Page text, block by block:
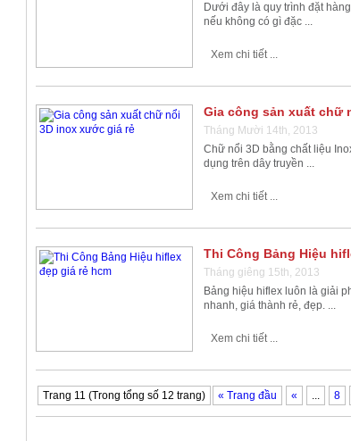
Dưới đây là quy trình đặt
nếu không có gì đặc ...
Xem chi tiết ...
Gia công sản xuất chữ
Tháng Mười 14th, 2013
Chữ nổi 3D bằng chất liệu
dụng trên dây truyền ...
Xem chi tiết ...
Thi Công Bảng Hiệu
Tháng giêng 15th, 2013
Bảng hiệu hiflex luôn là giải
nhanh, giá thành rẻ, đẹp. ...
Xem chi tiết ...
Trang 11 (Trong tổng số 12 trang) « Trang đầu « ... 8